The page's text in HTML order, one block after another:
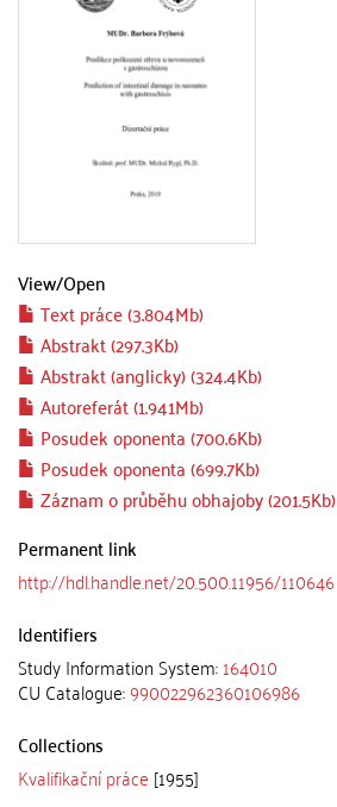
View/Open
Text práce (3.804Mb)
Abstrakt (297.3Kb)
Abstrakt (anglicky) (324.4Kb)
Autoreferát (1.941Mb)
Posudek oponenta (700.6Kb)
Posudek oponenta (699.7Kb)
Záznam o průběhu obhajoby (201.5Kb)
Permanent link
http://hdl.handle.net/20.500.11956/110646
Identifiers
Study Information System:164010
CU Catalogue:990022962360106986
Collections
Kvalifikační práce [1955]